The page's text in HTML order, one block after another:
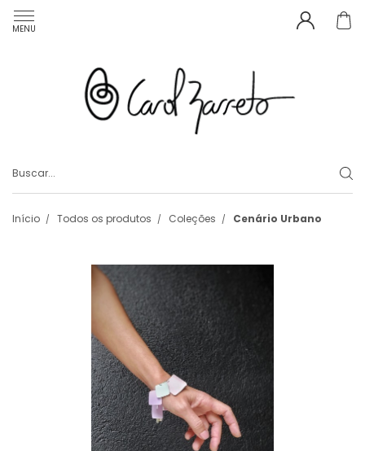
MENU
Início Todos os produtos Coleções Cenário Urbano